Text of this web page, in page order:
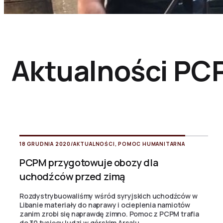
Aktualności
18 GRUDNIA 2020/AKTUALNOŚCI,POMOC HUMANITARNA
PCPM przygotowuje obozy dla
uchodźców przed zimą
Rozdystrybuowaliśmy wśród syryjskich uchodźców w
Libanie materiały do naprawy i ocieplenia namiotów
zanim zrobi się naprawdę zimno. Pomoc z PCPM trafia